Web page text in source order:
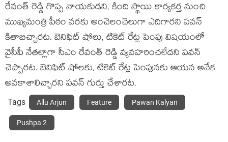
రేవంత్ రెడ్డి గొప్ప నాయకుడని, కింది స్థాయి కార్యకర్త నుంచి
ముఖ్యమంత్రి పీఠం వరకు అంచెలంచెలుగా ఎదిగారని పవన్
కితాబిచ్చారట. బెనిఫిట్ షోలు, టికెట్ రేట్ల పెంపు విషయంలో
వైసీపీ నేతల్లాగా సీఎం రేవంత్ రెడ్డి వ్యవహరించలేదని పవన్
చెప్పారట. బెనిఫిట్ షోలకు, టికెట్ రేట్ల పెంపునకు ఆయన అనేక
అవకాశాలిచ్చారని పవన్ గుర్తు చేశారట.
Tags Allu Arjun Feature Pawan Kalyan
Pushpa 2